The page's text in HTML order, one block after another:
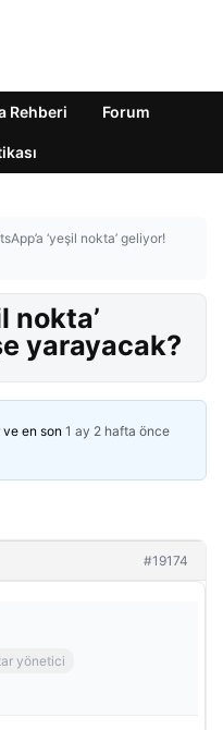
Rehberi Forum
‘yeşil nokta’ geliyor!
nokta’
yarayacak?
ve en son 1 ay 2 hafta önce
#19174
yönetici